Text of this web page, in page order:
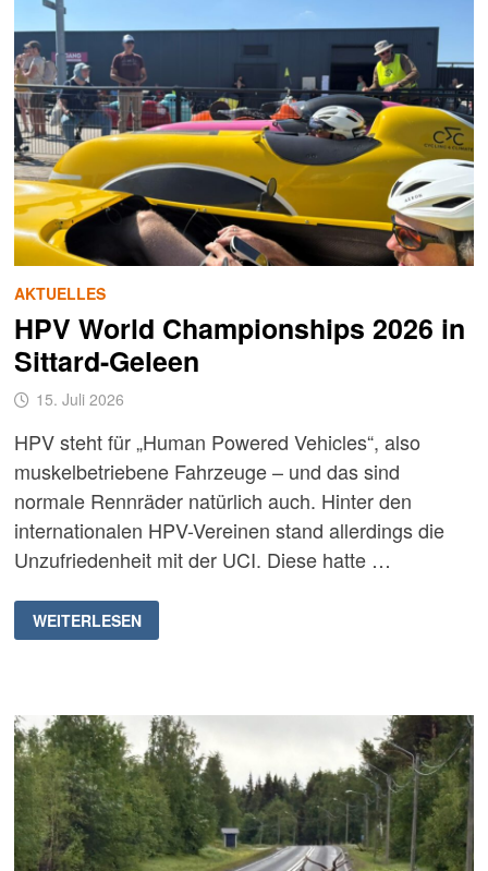
AKTUELLES
HPV World Championships 2026 in
Sittard-Geleen
15. Juli 2026
HPV steht für „Human Powered Vehicles“, also
muskelbetriebene Fahrzeuge – und das sind
normale Rennräder natürlich auch. Hinter den
internationalen HPV-Vereinen stand allerdings die
Unzufriedenheit mit der UCI. Diese hatte …
HPV
WORLD
CHAMPIONSHIPS
WEITERLESEN